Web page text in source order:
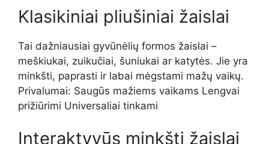
Klasikiniai pliušiniai žaislai
Tai dažniausiai gyvūnėlių formos žaislai –
meškiukai, zuikučiai, šuniukai ar katytės. Jie yra
minkšti, paprasti ir labai mėgstami mažų vaikų.
Privalumai: Saugūs mažiems vaikams Lengvai
prižiūrimi Universaliai tinkami
Interaktyvūs minkšti žaislai